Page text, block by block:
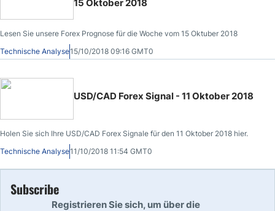
15 Oktober 2018
Lesen Sie unsere Forex Prognose für die Woche vom 15 Oktuber 2018
Technische Analyse15/10/2018 09:16 GMT0
USD/CAD Forex Signal - 11 Oktober 2018
Holen Sie sich Ihre USD/CAD Forex Signale für den 11 Oktober 2018 hier.
Technische Analyse11/10/2018 11:54 GMT0
Subscribe
Registrieren Sie sich, um über die